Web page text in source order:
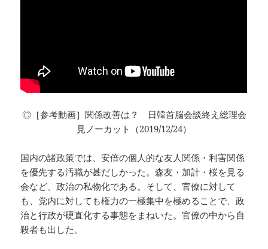
◎［参考動画］関係改善は？ 日韓首脳会談終え総理会
見ノーカット（2019/12/24）
国内の諸政策では、安倍の個人的な友人関係・利害関係
を優先する汚職が甚だしかった。森友・加計・桜を見る
会など、政治の私物化である。そして、官僚に対して
も、党内に対しても権力の一極集中を極めることで、政
治と行政が硬直化する事態をまねいた。官僚の中から自
殺者も出した。